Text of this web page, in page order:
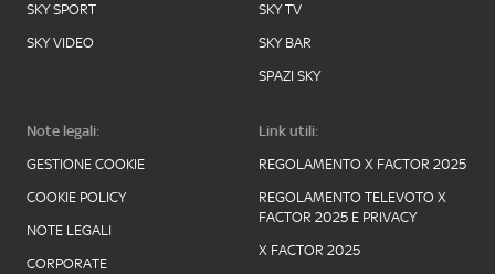
SKY SPORT
SKY VIDEO
SKY TV
SKY BAR
SPAZI SKY
Note legali:
GESTIONE COOKIE
COOKIE POLICY
NOTE LEGALI
CORPORATE
Link utili:
REGOLAMENTO X FACTOR 2025
REGOLAMENTO TELEVOTO X
FACTOR 2025 E PRIVACY
X FACTOR 2025